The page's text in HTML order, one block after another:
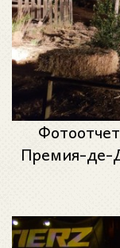
Премия-де-